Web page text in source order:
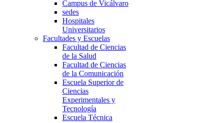
Campus de Vicálvaro
sedes
Hospitales
Universitarios
Facultades y Escuelas
Facultad de Ciencias
de la Salud
Facultad de Ciencias
de la Comunicación
Escuela Superior de
Ciencias
Experimentales y
Tecnología
Escuela Técnica